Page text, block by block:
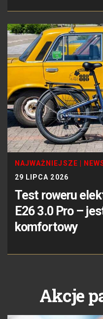
NAJWAŻNIEJSZE
29 LIPCA 2026
Test roweru
E26 3.0 Pro –
komfortowy
Akcje